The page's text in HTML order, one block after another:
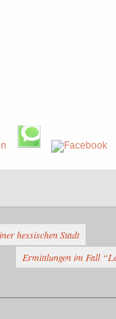
hessischen Stadt
Ermittlungen im Fall